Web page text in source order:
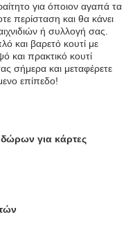
για όποιον αγαπά τα
περίσταση και θα κάνει
ή συλλογή σας.
και βαρετό κουτί με
και πρακτικό κουτί
σήμερα και μεταφέρετε
επίπεδο!
δώρων για κάρτες